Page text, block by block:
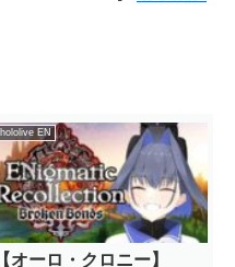
hololive EN
【オーロ・クロニー】